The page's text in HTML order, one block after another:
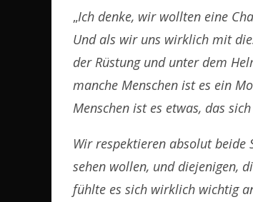
„Ich denke, wir wollten eine
Und als wir uns wirklich mit
der Rüstung und unter dem
manche Menschen ist es ein
Menschen ist es etwas, das
Wir respektieren absolut beide
sehen wollen, und diejenigen,
fühlte es sich wirklich wichtig